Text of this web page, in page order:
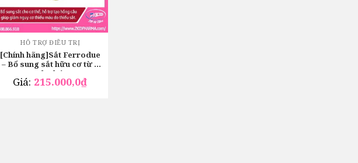
HỖ TRỢ ĐIỀU TRỊ
[Chính hãng]Sắt Ferrodue
– Bổ sung sắt hữu cơ từ Ý
cho bé
Giá: 215.000,0₫